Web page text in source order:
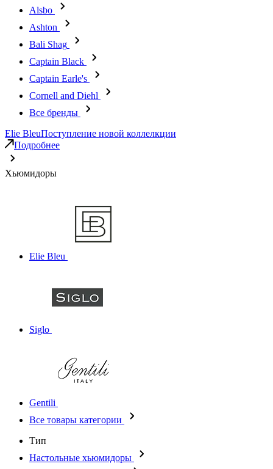
Alsbo
Ashton
Bali Shag
Captain Black
Captain Earle's
Cornell and Diehl
Все бренды
Elie BleuПоступление новой коллелкции
Подробнее
Хьюмидоры
Elie Bleu
Siglo
Gentili
Все товары категории
Тип
Настольные хьюмидоры